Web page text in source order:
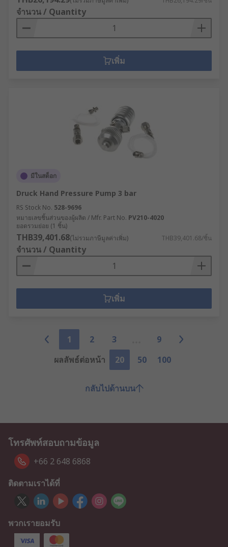
จำนวน / Quantity
เพิ่ม
มีในสต็อก
Druck Hand Pressure Pump 3 bar
RS Stock No. 528-9696
หมายเลขชิ้นส่วนของผู้ผลิต / Mfr. Part No. PV210-4020
ยอดรวมย่อย (1 ชิ้น)
THB39,401.68(ไม่รวมภาษีมูลค่าเพิ่ม) THB39,401.68/ชิ้น
จำนวน / Quantity
เพิ่ม
1 2 3
9
ผลลัพธ์ต่อหน้า
20 50 100
กลับไปด้านบน
โทรศัพท์สอบถามข้อมูล
+66 2 648 6868
ติดตามเราได้ที่
พวกเรายอมรับ